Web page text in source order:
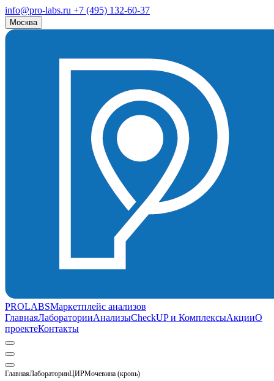
info@pro-labs.ru +7 (495) 132-60-37
Москва
PROLABSМаркетплейс анализов
ГлавнаяЛабораторииАнализыCheckUP и КомплексыАкцииО
проектеКонтакты
ГлавнаяЛабораторииЦИРМочевина (кровь)